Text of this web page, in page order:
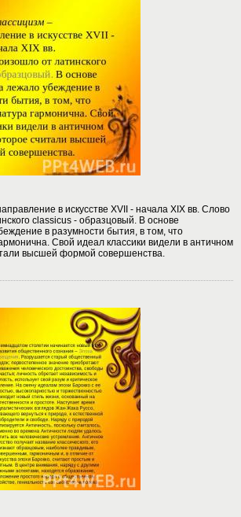
в искусстве XVII - начала XIX вв. Слово
classicus - образцовый. В основе
в разумности бытия, в том, что
Свой идеал классики видели в античном
высшей формой совершенства.